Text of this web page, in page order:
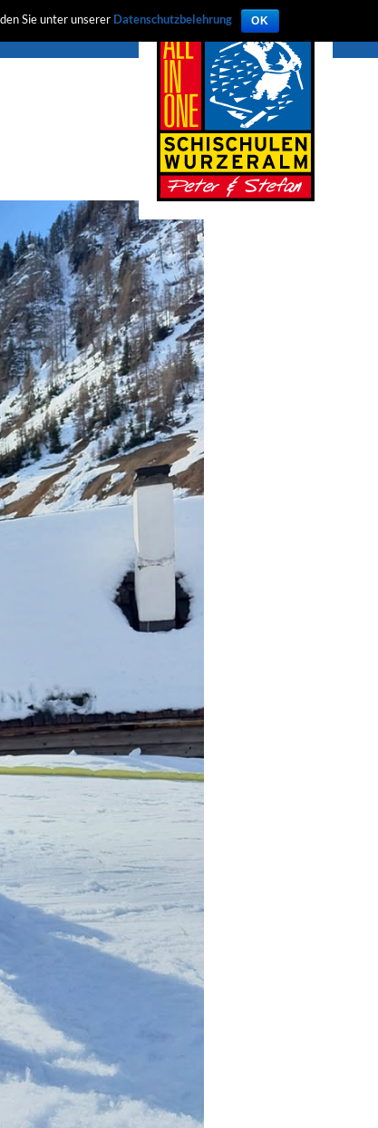
Sie unter unserer Datenschutzbelehrung OK